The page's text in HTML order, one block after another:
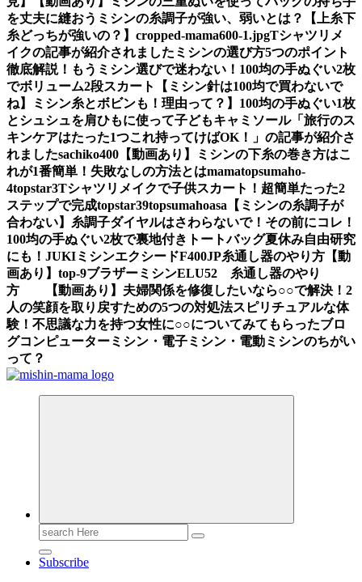
を丈夫に縫おう ミシンの糸調子が強い、弱いとは？【上糸下
糸どっちが強いの？】 cropped-mama600-1.jpgTシャツリメ
イクの記事が紹介されました ミシンの選び方5つのポイント
徹底解説！もうミシン選びで迷わない！ 100均の手ぬぐい2枚
でボリューム2段スカート
【ミシン針は100均で買わないで
ね】ミシン糸とボビンも！理由って？】 100均の手ぬぐい1枚
とシュシュを肩ひもに使って子どもキャミソール「旅行のス
キンケアはたった1つこれ持ってけばOK！」の記事が紹介さ
れましたsachiko400 【動画あり】ミシンの下糸の巻き方はこ
れが1番簡単！失敗なしの方法とはmamatopsumaho-
4topstar3Tシャツリメイクで子供スカート！超簡単たった2
ステップで完成topstar39topsumahoasa 【ミシンの糸調子が
合わない】糸調子ダイヤルはさわらないで！その前にコレ！
100均の手ぬぐい2枚で裏地付きトートバッグ夏休み自由研究
にも！ JUKIミシンエクシードF400JP糸通し器のやり方【動
画あり】 top-9ブラザーミシンELU52 糸通し器のやり
方 【動画あり】 夫婦関係を修復したいなら○○で解決！2
人の笑顔を取り戻すための5つの対処法スピリチュアルな体
験！不思議な力を持つ女性に○○についてみてもらったブロ
グコンピューターミシン・電子ミシン・電動ミシンのちがい
って？
Search
for:
Subscribe